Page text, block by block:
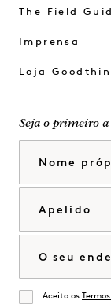
The Field
Imprensa
Loja
Seja o primeiro
Aceito os